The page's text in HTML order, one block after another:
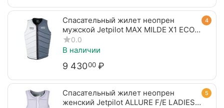
4
Спасательный жилет неопрен
мужской Jetpilot MAX MILDE X1 ECO
VEST CHARCOAL
0.0
В наличии
9 43000 ₽
5
Спасательный жилет неопрен
женский Jetpilot ALLURE F/E LADIES